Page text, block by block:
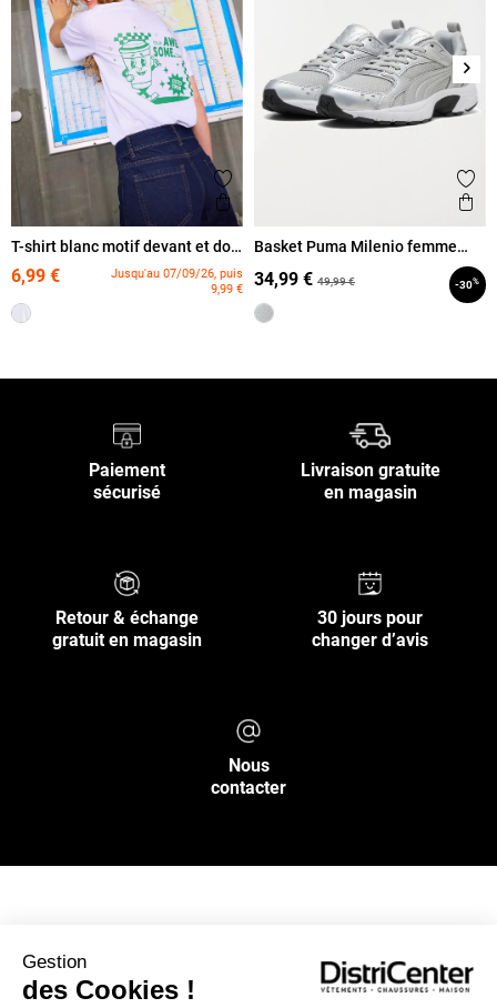
Gestion
des Cookies !
Ajouter aux favoris
Aperçu rapide
T-shirt blanc motif devant et dos
femme
6,99 €
Jusqu'au 07/09/26, puis
9,99 €
Basket Puma Milenio femme
34,99 € 49,99 € -30%
Paiement
sécurisé
Livraison gratuite
en magasin
Retour & échange
gratuit en magasin
30 jours pour
changer d’avis
Nous
contacter
INFOS PRATIQUES